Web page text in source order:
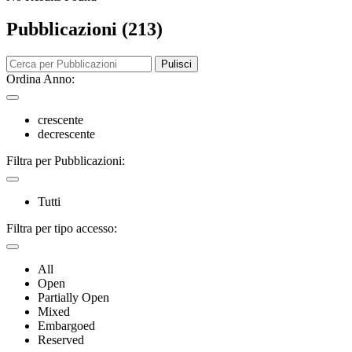
Pubblicazioni (213)
Pulisci
Ordina Anno:
crescente
decrescente
Filtra per Pubblicazioni:
Tutti
Filtra per tipo accesso:
All
Open
Partially Open
Mixed
Embargoed
Reserved